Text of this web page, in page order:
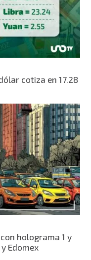
cotiza en 17.28
holograma 1 y
Edomex